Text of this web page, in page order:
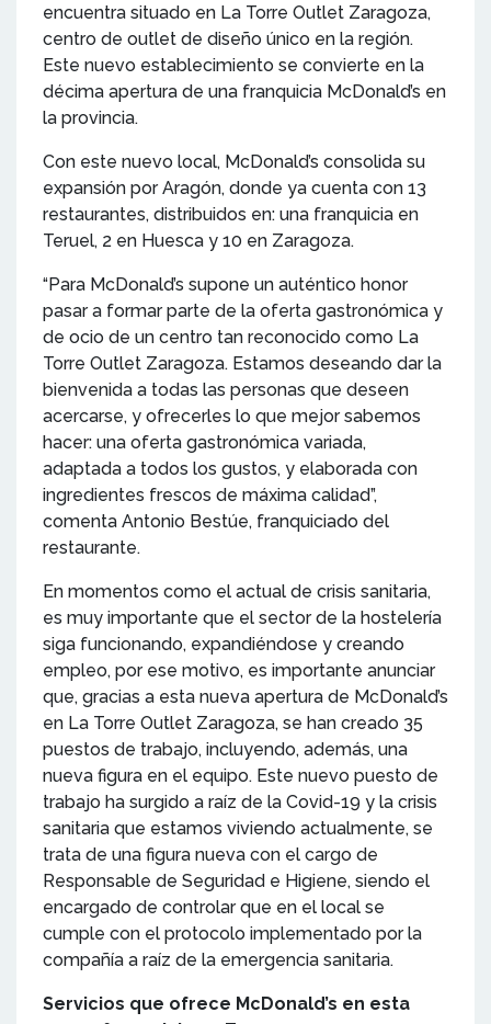
encuentra situado en La Torre Outlet Zaragoza,
centro de outlet de diseño único en la región.
Este nuevo establecimiento se convierte en la
décima apertura de una franquicia McDonald’s en
la provincia.
Con este nuevo local, McDonald’s consolida su
expansión por Aragón, donde ya cuenta con 13
restaurantes, distribuidos en: una franquicia en
Teruel, 2 en Huesca y 10 en Zaragoza.
“Para McDonald’s supone un auténtico honor
pasar a formar parte de la oferta gastronómica y
de ocio de un centro tan reconocido como La
Torre Outlet Zaragoza. Estamos deseando dar la
bienvenida a todas las personas que deseen
acercarse, y ofrecerles lo que mejor sabemos
hacer: una oferta gastronómica variada,
adaptada a todos los gustos, y elaborada con
ingredientes frescos de máxima calidad”,
comenta Antonio Bestúe, franquiciado del
restaurante.
En momentos como el actual de crisis sanitaria,
es muy importante que el sector de la hostelería
siga funcionando, expandiéndose y creando
empleo, por ese motivo, es importante anunciar
que, gracias a esta nueva apertura de McDonald’s
en La Torre Outlet Zaragoza, se han creado 35
puestos de trabajo, incluyendo, además, una
nueva figura en el equipo. Este nuevo puesto de
trabajo ha surgido a raíz de la Covid-19 y la crisis
sanitaria que estamos viviendo actualmente, se
trata de una figura nueva con el cargo de
Responsable de Seguridad e Higiene, siendo el
encargado de controlar que en el local se
cumple con el protocolo implementado por la
compañía a raíz de la emergencia sanitaria.
Servicios que ofrece McDonald’s en esta